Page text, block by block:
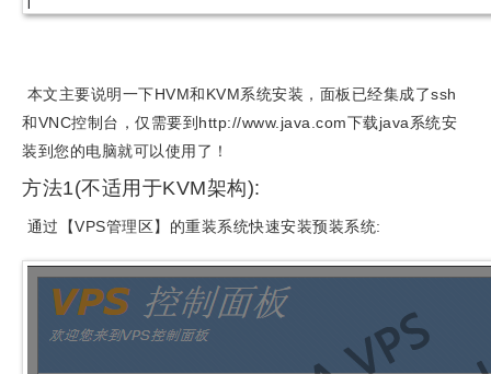
本文主要说明一下HVM和KVM系统安装，面板已经集成了ssh
和VNC控制台，仅需要到http://www.java.com下载java系统安
装到您的电脑就可以使用了！
方法1(不适用于KVM架构):
通过【VPS管理区】的重装系统快速安装预装系统: